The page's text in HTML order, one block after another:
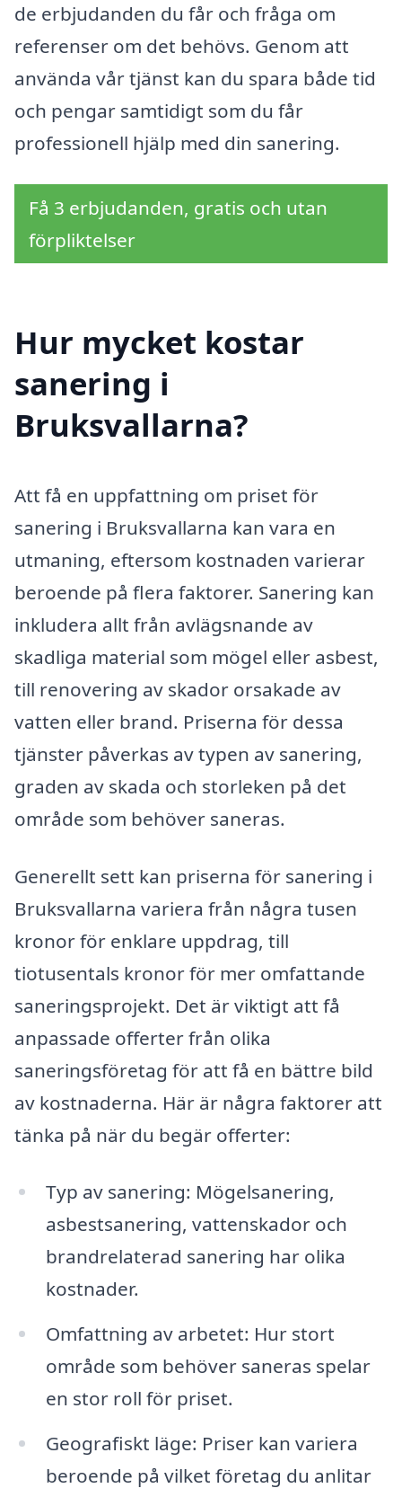
de erbjudanden du får och fråga om
referenser om det behövs. Genom att
använda vår tjänst kan du spara både tid
och pengar samtidigt som du får
professionell hjälp med din sanering.
Få 3 erbjudanden, gratis och utan
förpliktelser
Hur mycket kostar
sanering i
Bruksvallarna?
Att få en uppfattning om priset för
sanering i Bruksvallarna kan vara en
utmaning, eftersom kostnaden varierar
beroende på flera faktorer. Sanering kan
inkludera allt från avlägsnande av
skadliga material som mögel eller asbest,
till renovering av skador orsakade av
vatten eller brand. Priserna för dessa
tjänster påverkas av typen av sanering,
graden av skada och storleken på det
område som behöver saneras.
Generellt sett kan priserna för sanering i
Bruksvallarna variera från några tusen
kronor för enklare uppdrag, till
tiotusentals kronor för mer omfattande
saneringsprojekt. Det är viktigt att få
anpassade offerter från olika
saneringsföretag för att få en bättre bild
av kostnaderna. Här är några faktorer att
tänka på när du begär offerter:
Typ av sanering: Mögelsanering,
asbestsanering, vattenskador och
brandrelaterad sanering har olika
kostnader.
Omfattning av arbetet: Hur stort
område som behöver saneras spelar
en stor roll för priset.
Geografiskt läge: Priser kan variera
beroende på vilket företag du anlitar